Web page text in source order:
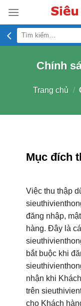
content
Tìm
kiếm:
Chính
Trang chủ /
Mục đích
Việc thu thập
đăng nhập,
hàng. Đây là
bắt buộc khi
nhận khi
trên
cho Khách